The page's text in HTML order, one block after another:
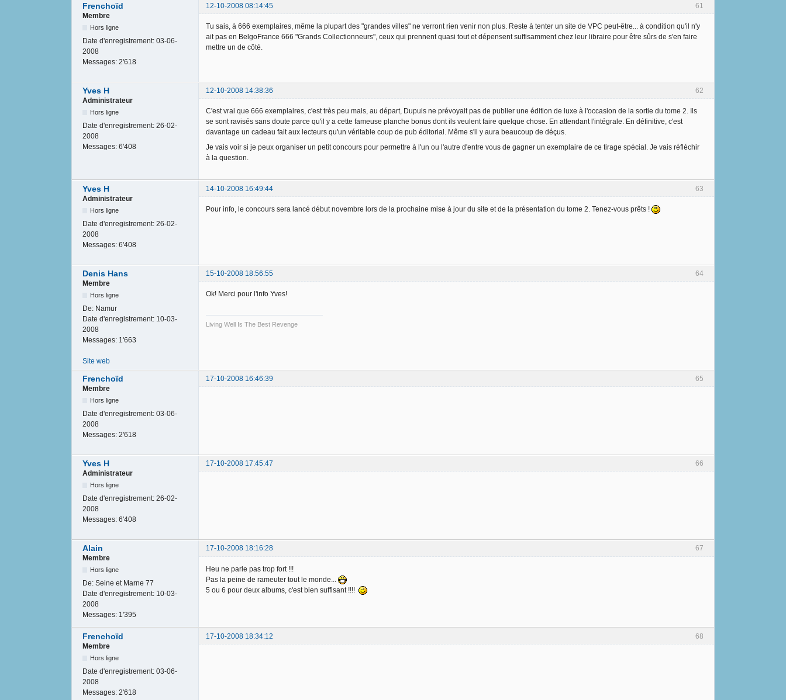
61
Frenchoïd
12-10-2008 08:14:45
Membre
Hors ligne
Date d'enregistrement: 03-06-
2008
Messages: 2'618
Tu sais, à 666 exemplaires, même la plupart des "grandes villes" ne verront rien venir non plus. Reste à tenter un site de VPC peut-être... à condition qu'il n'y
ait pas en BelgoFrance 666 "Grands Collectionneurs", ceux qui prennent quasi tout et dépensent suffisamment chez leur libraire pour être sûrs de s'en faire
mettre un de côté.
62
Yves H
12-10-2008 14:38:36
Administrateur
Hors ligne
Date d'enregistrement: 26-02-
2008
Messages: 6'408
C'est vrai que 666 exemplaires, c'est très peu mais, au départ, Dupuis ne prévoyait pas de publier une édition de luxe à l'occasion de la sortie du tome 2. Ils
se sont ravisés sans doute parce qu'il y a cette fameuse planche bonus dont ils veulent faire quelque chose. En attendant l'intégrale. En définitive, c'est
davantage un cadeau fait aux lecteurs qu'un véritable coup de pub éditorial. Même s'il y aura beaucoup de déçus.
Je vais voir si je peux organiser un petit concours pour permettre à l'un ou l'autre d'entre vous de gagner un exemplaire de ce tirage spécial. Je vais réfléchir
à la question.
63
Yves H
14-10-2008 16:49:44
Administrateur
Hors ligne
Date d'enregistrement: 26-02-
2008
Messages: 6'408
Pour info, le concours sera lancé début novembre lors de la prochaine mise à jour du site et de la présentation du tome 2. Tenez-vous prêts !
64
Denis Hans
15-10-2008 18:56:55
Membre
Hors ligne
De: Namur
Date d'enregistrement: 10-03-
2008
Messages: 1'663
Ok! Merci pour l'info Yves!
Living Well Is The Best Revenge
Site web
65
Frenchoïd
17-10-2008 16:46:39
Membre
Hors ligne
Date d'enregistrement: 03-06-
2008
Messages: 2'618
66
Yves H
17-10-2008 17:45:47
Administrateur
Hors ligne
Date d'enregistrement: 26-02-
2008
Messages: 6'408
67
Alain
17-10-2008 18:16:28
Membre
Hors ligne
De: Seine et Marne 77
Date d'enregistrement: 10-03-
2008
Messages: 1'395
Heu ne parle pas trop fort !!!
Pas la peine de rameuter tout le monde...
5 ou 6 pour deux albums, c'est bien suffisant !!!!
68
Frenchoïd
17-10-2008 18:34:12
Membre
Hors ligne
Date d'enregistrement: 03-06-
2008
Messages: 2'618